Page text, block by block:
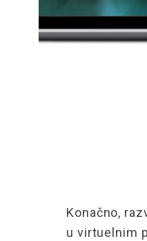
Konačno,
u virtuelnim